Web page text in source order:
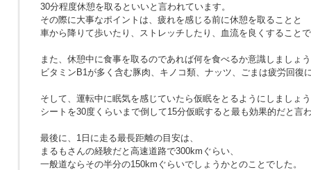
30分程度休憩を取るといいと言われています。
その際に大事なポイントは、疲れを感じる前に休憩を取ることと
車から降りて歩いたり、ストレッチしたり、血流を良くすること
また、休憩中に食事を取るのであれば何を食べるか意識しましょ
ビタミンB1が多く含む豚肉、キノコ類、ナッツ、ごまは疲労回復
そして、運転中に眠気を感じていたら仮眠をとるようにしましょ
シートを30度くらいまで倒して15分仮眠すると最も効果的だと言
最後に、1日に走る最長距離の目安は、
まるもさんの経験だと高速道路で300kmぐらい、
一般道ならその半分の150kmぐらいでしょうかとのことでした。